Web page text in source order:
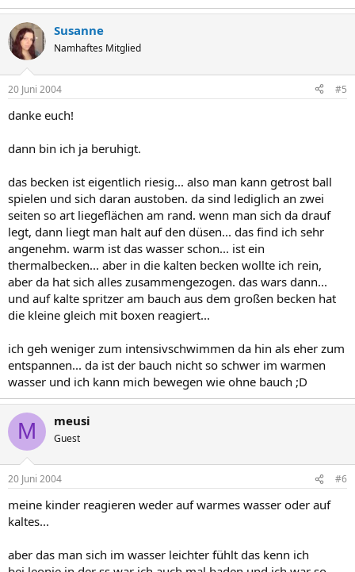
Susanne
Namhaftes Mitglied
20 Juni 2004 #5
danke euch!
dann bin ich ja beruhigt.
das becken ist eigentlich riesig... also man kann getrost ball
spielen und sich daran austoben. da sind lediglich an zwei
seiten so art liegeflächen am rand. wenn man sich da drauf
legt, dann liegt man halt auf den düsen... das find ich sehr
angenehm. warm ist das wasser schon... ist ein
thermalbecken... aber in die kalten becken wollte ich rein,
aber da hat sich alles zusammengezogen. das wars dann...
und auf kalte spritzer am bauch aus dem großen becken hat
die kleine gleich mit boxen reagiert...
ich geh weniger zum intensivschwimmen da hin als eher zum
entspannen... da ist der bauch nicht so schwer im warmen
wasser und ich kann mich bewegen wie ohne bauch ;D
M meusi
Guest
20 Juni 2004 #6
meine kinder reagieren weder auf warmes wasser oder auf
kaltes...
aber das man sich im wasser leichter fühlt das kenn ich